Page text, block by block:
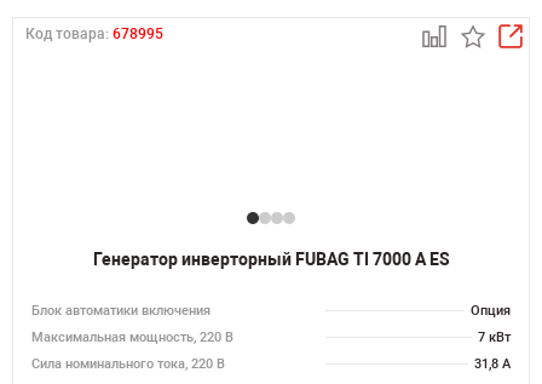
Код товара: 678995
Генератор инверторный FUBAG TI 7000 A ES
Блок автоматики включения
Опция
Максимальная мощность, 220 В
7 кВт
Сила номинального тока, 220 В
31,8 А